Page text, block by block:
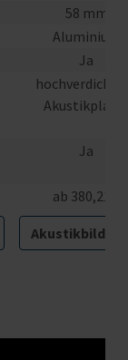
58 mm
Aluminium
Ja
Ja
ab 380,21 €
Akustikbild